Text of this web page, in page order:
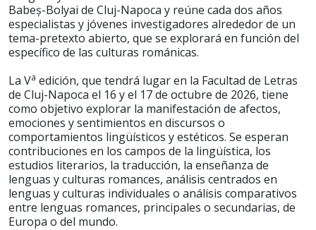
Babeș-Bolyai de Cluj-Napoca y reúne cada dos años
especialistas y jóvenes investigadores alrededor de un
tema-pretexto abierto, que se explorará en función del
específico de las culturas románicas.
La Va edición, que tendrá lugar en la Facultad de Letras
de Cluj-Napoca el 16 y el 17 de octubre de 2026, tiene
como objetivo explorar la manifestación de afectos,
emociones y sentimientos en discursos o
comportamientos lingüísticos y estéticos. Se esperan
contribuciones en los campos de la lingüística, los
estudios literarios, la traducción, la enseñanza de
lenguas y culturas romances, análisis centrados en
lenguas y culturas individuales o análisis comparativos
entre lenguas romances, principales o secundarias, de
Europa o del mundo.